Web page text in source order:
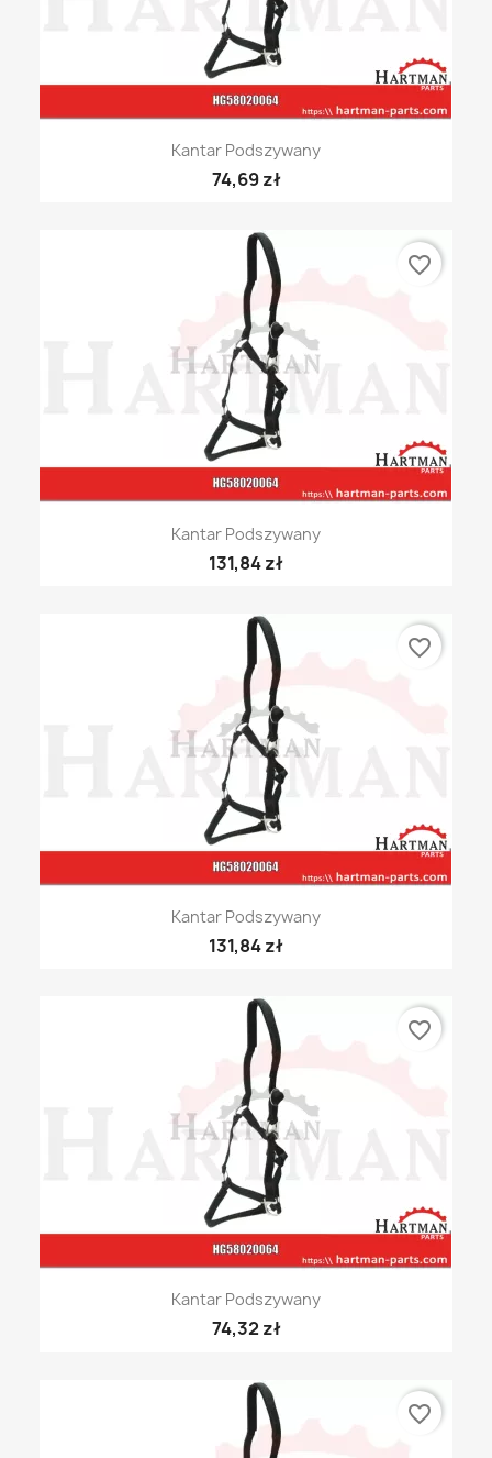
Kantar Podszywany
74,69 zł
Kantar Podszywany
131,84 zł
favorite_border
Kantar Podszywany
131,84 zł
favorite_border
Kantar Podszywany
74,32 zł
favorite_border
favorite_border